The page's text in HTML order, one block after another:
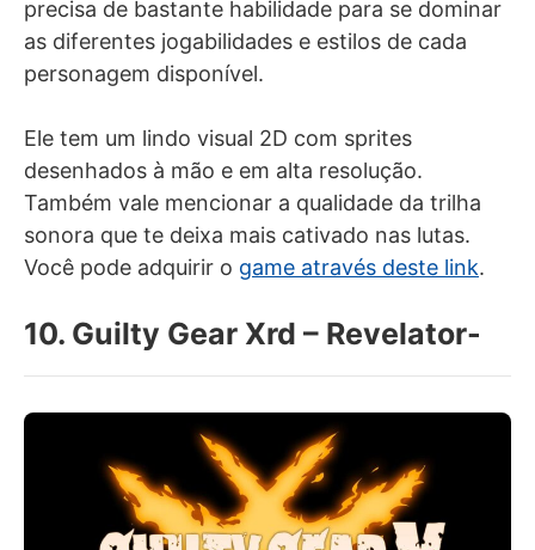
precisa de bastante habilidade para se dominar
as diferentes jogabilidades e estilos de cada
personagem disponível.
Ele tem um lindo visual 2D com sprites
desenhados à mão e em alta resolução.
Também vale mencionar a qualidade da trilha
sonora que te deixa mais cativado nas lutas.
Você pode adquirir o game através deste link.
10. Guilty Gear Xrd – Revelator-